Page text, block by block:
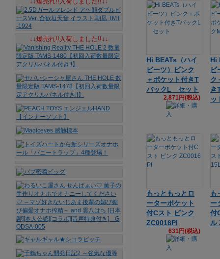
Hi BEATs（ハイ
ビーツ）ピンク
＋ポケット付きT
バックL セット
2,871円(税込)
Hi
ビ
ク
き
ッ
もっともっとロ
ーターポケット
付Cスト ピンク
ZC0016PI
631円(税込)
も
ー
付
ル
↓↓爆売れ!!入荷しました!!↓↓